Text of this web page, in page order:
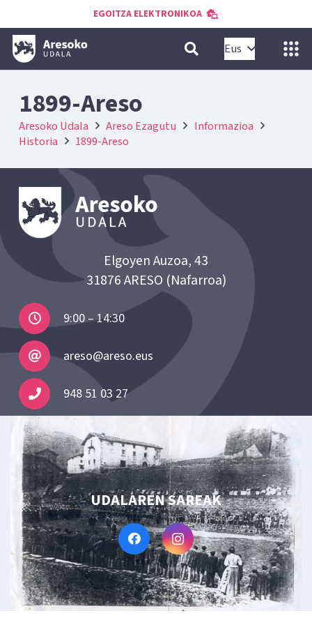
EGOITZA ELEKTRONIKOA
Eus
1899-Areso
Aresoko Udala Areso Ezagutu
Informazioa
Historia
1899-Areso
Elgoyen Auzoa, 43
31876 ARESO (Nafarroa)
9:00 – 14:30
areso@areso.eus
948 51 03 27
UDALAREN SAREAK